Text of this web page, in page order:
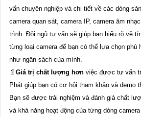
vấn chuyên nghiệp và chi tiết về các dòng
camera quan sát, camera IP, camera âm
trình. Đội ngũ tư vấn sẽ giúp bạn hiểu rõ về
từng loại camera để bạn có thể lựa chọn phù
như ngân sách của mình.
📄 Giá trị chất lượng hơn việc được tư vấn
Phát giúp bạn có cơ hội tham khảo và demo
Bạn sẽ được trải nghiệm và đánh giá chất
và khả năng hoạt động của từng dòng